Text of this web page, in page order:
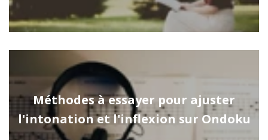
Méthodes à essayer pour ajuster
l'intonation et l'inflexion sur Ondoku